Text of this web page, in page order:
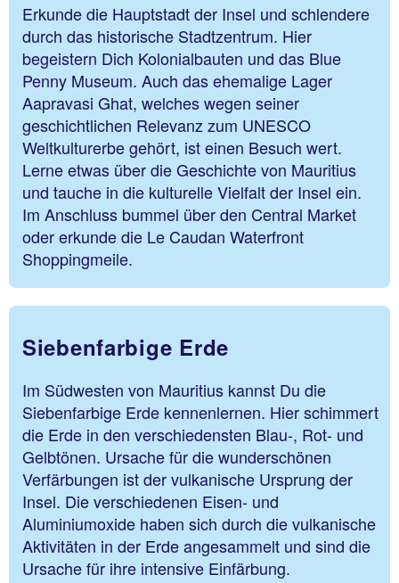
Erkunde die Hauptstadt der Insel und schlendere
durch das historische Stadtzentrum. Hier
begeistern Dich Kolonialbauten und das Blue
Penny Museum. Auch das ehemalige Lager
Aapravasi Ghat, welches wegen seiner
geschichtlichen Relevanz zum UNESCO
Weltkulturerbe gehört, ist einen Besuch wert.
Lerne etwas über die Geschichte von Mauritius
und tauche in die kulturelle Vielfalt der Insel ein.
Im Anschluss bummel über den Central Market
oder erkunde die Le Caudan Waterfront
Shoppingmeile.
Siebenfarbige Erde
Im Südwesten von Mauritius kannst Du die
Siebenfarbige Erde kennenlernen. Hier schimmert
die Erde in den verschiedensten Blau-, Rot- und
Gelbtönen. Ursache für die wunderschönen
Verfärbungen ist der vulkanische Ursprung der
Insel. Die verschiedenen Eisen- und
Aluminiumoxide haben sich durch die vulkanische
Aktivitäten in der Erde angesammelt und sind die
Ursache für ihre intensive Einfärbung.